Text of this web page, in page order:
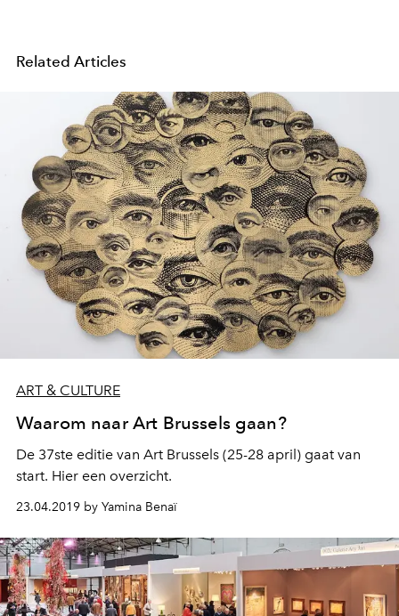
Related Articles
ART & CULTURE
Waarom naar Art Brussels gaan?
De 37ste editie van Art Brussels (25-28 april) gaat van
start. Hier een overzicht.
23.04.2019 by Yamina Benaï